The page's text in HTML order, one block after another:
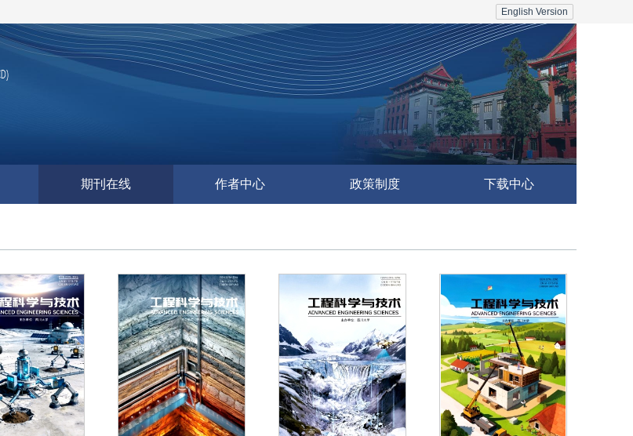
English Version
期刊在线 作者中心 政策制度 下载中心